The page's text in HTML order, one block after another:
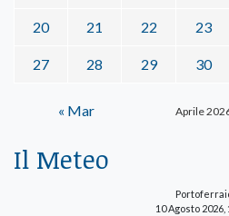
Aprile
20 21 22 23
27 28 29 30
« Mar
Il Meteo
10 Agosto 2026,